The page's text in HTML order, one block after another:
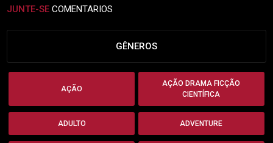
JUNTE-SE COMENTARIOS
GÊNEROS
AÇÃO
AÇÃO DRAMA FICÇÃO
CIENTÍFICA
ADULTO ADVENTURE